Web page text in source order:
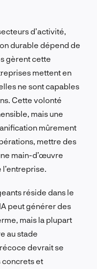
d’activité,
durable dépend de
gèrent cette
mettent en
ne sont capables
Cette volonté
mais une
mûrement
mettre des
main-d’œuvre
réside dans le
peut générer des
mais la plupart
au stade
devrait se
concrets et